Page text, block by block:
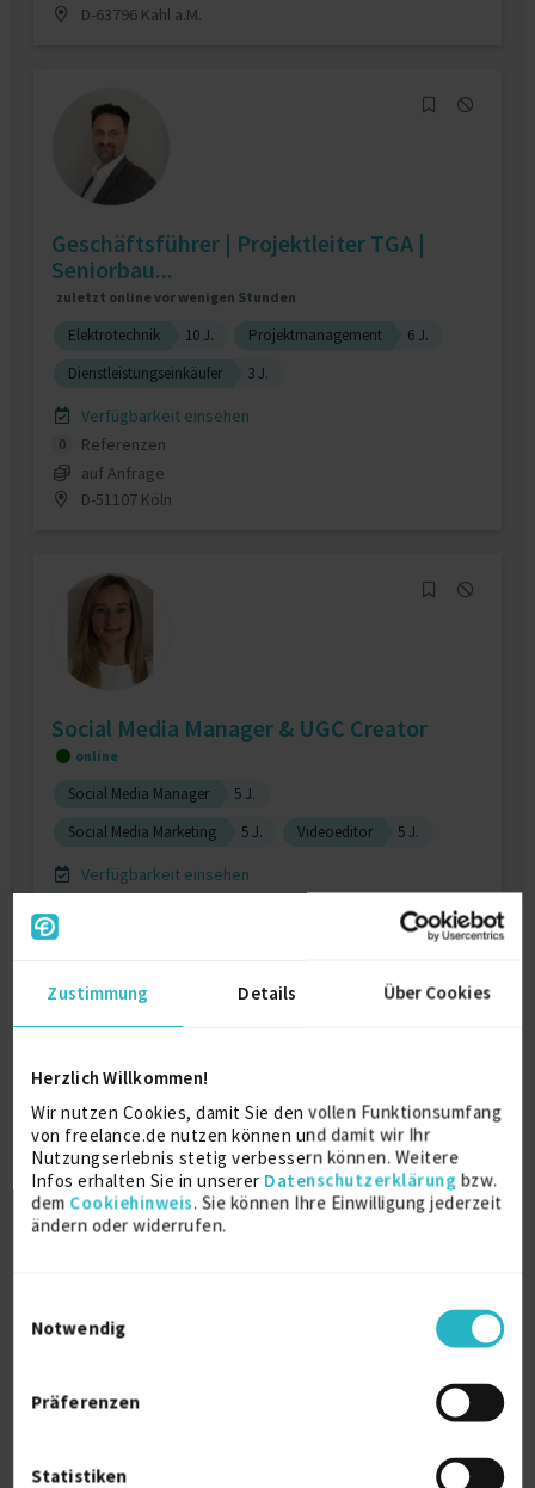
Zustimmung Details Über Cookies
Herzlich Willkommen!
Wir nutzen Cookies, damit Sie den vollen Funktionsumfang
von freelance.de nutzen können und damit wir Ihr
Nutzungserlebnis stetig verbessern können. Weitere
Infos erhalten Sie in unserer Datenschutzerklärung bzw.
dem Cookiehinweis. Sie können Ihre Einwilligung jederzeit
ändern oder widerrufen.
Notwendig
Präferenzen
Statistiken
D-63796 Kahl a.M.
Geschäftsführer | Projektleiter TGA |
Seniorbau...
zuletzt online vor wenigen Stunden
Elektrotechnik 10 J. Projektmanagement
6 J.
Dienstleistungseinkäufer
3 J.
Verfügbarkeit einsehen
0
Referenzen
auf Anfrage
D-51107 Köln
Social Media Manager & UGC Creator
online
Social Media Manager
5 J.
Social Media Marketing
5 J. Videoeditor 5 J.
Verfügbarkeit einsehen
Interim Technischer Leiter | Technische
Gesamtv...
Digitalisierung und KI Manager
auf Anfrage